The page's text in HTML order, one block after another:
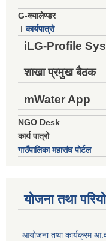
G-क्यालेण्डर
।कार्यपात्रो
iLG-Profile
शाखा प्रमुख बैठक
mWater App
NGO Desk
कार्य पात्रो
गाउँपालिका महासंघ पोर्टल
योजना तथा
आयोजना तथा कार्यक्रम